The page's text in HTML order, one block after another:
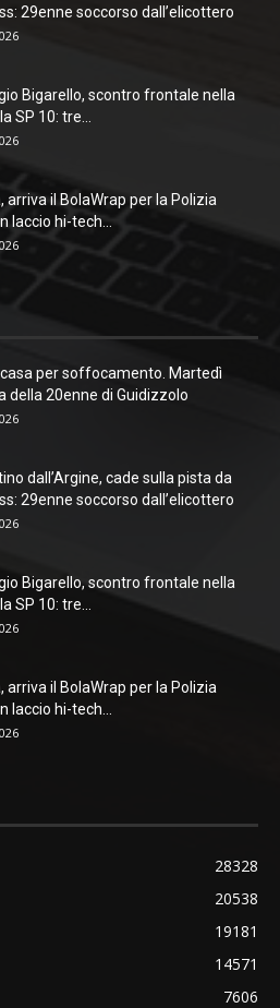
29enne soccorso dall’elicottero
Bigarello, scontro frontale nella
SP 10: tre...
arriva il BolaWrap per la Polizia
laccio hi-tech...
per soffocamento. Martedì
della 20enne di Guidizzolo
dall’Argine, cade sulla pista da
29enne soccorso dall’elicottero
Bigarello, scontro frontale nella
SP 10: tre...
arriva il BolaWrap per la Polizia
laccio hi-tech...
28328
20538
19181
14571
7606